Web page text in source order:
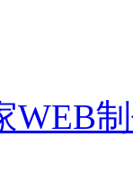
WEB